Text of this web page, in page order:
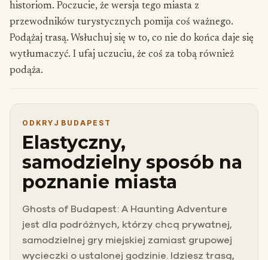
historiom. Poczucie, że wersja tego miasta z
przewodników turystycznych pomija coś ważnego.
Podążaj trasą. Wsłuchuj się w to, co nie do końca daje się
wytłumaczyć. I ufaj uczuciu, że coś za tobą również
podąża.
ODKRYJ BUDAPEST
Elastyczny,
samodzielny sposób na
poznanie miasta
Ghosts of Budapest: A Haunting Adventure
jest dla podróżnych, którzy chcą prywatnej,
samodzielnej gry miejskiej zamiast grupowej
wycieczki o ustalonej godzinie. Idziesz trasą,